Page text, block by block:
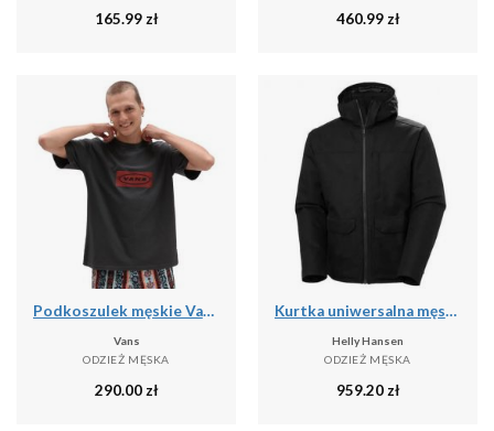
165.99 zł 460.99 zł
Podkoszulek męskie Vans X Curren X Knost
Vans
ODZIEŻ MĘSKA
290.00 zł
Kurtka uniwersalna męska Helly Hansen Chill 3.0
Helly Hansen
ODZIEŻ MĘSKA
959.20 zł